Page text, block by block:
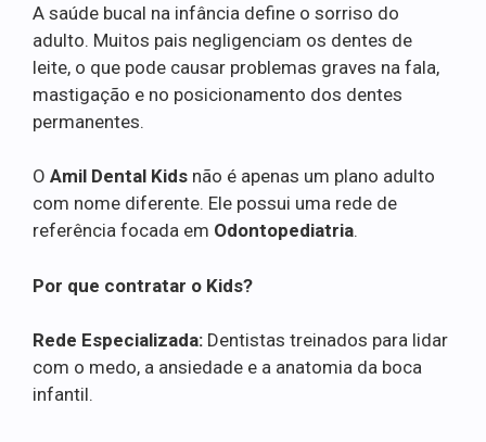
A saúde bucal na infância define o sorriso do
adulto. Muitos pais negligenciam os dentes de
leite, o que pode causar problemas graves na fala,
mastigação e no posicionamento dos dentes
permanentes.
O Amil Dental Kids não é apenas um plano adulto
com nome diferente. Ele possui uma rede de
referência focada em Odontopediatria.
Por que contratar o Kids?
Rede Especializada: Dentistas treinados para lidar
com o medo, a ansiedade e a anatomia da boca
infantil.